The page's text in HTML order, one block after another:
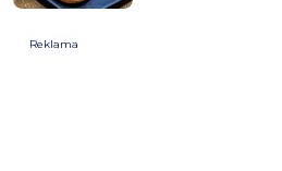
Reklama